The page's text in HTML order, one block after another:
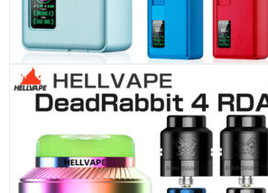
ArcanaMods Glasstank Kit
RTA
ArcanaMods AFC-Ring
MUTED RTA